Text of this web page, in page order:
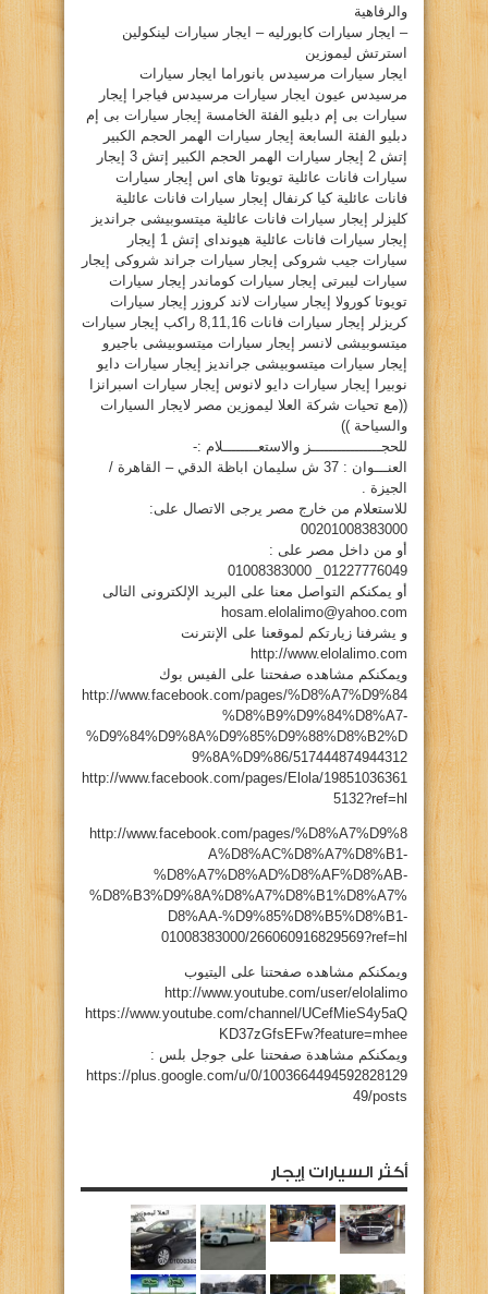
والرفاهية
– ايجار سيارات كابورليه – ايجار سيارات لينكولين
استرتش ليموزين
ايجار سيارات مرسيدس بانوراما ايجار سيارات
مرسيدس عيون ايجار سيارات مرسيدس فياجرا إيجار
سيارات بى إم دبليو الفئة الخامسة إيجار سيارات بى إم
دبليو الفئة السابعة إيجار سيارات الهمر الحجم الكبير
إتش 2 إيجار سيارات الهمر الحجم الكبير إتش 3 إيجار
سيارات فانات عائلية تويوتا هاى اس إيجار سيارات
فانات عائلية كيا كرنفال إيجار سيارات فانات عائلية
كليزلر إيجار سيارات فانات عائلية ميتسوبيشى جرانديز
إيجار سيارات فانات عائلية هيونداى إتش 1 إيجار
سيارات جيب شروكى إيجار سيارات جراند شروكى إيجار
سيارات ليبرتى إيجار سيارات كوماندر إيجار سيارات
تويوتا كورولا إيجار سيارات لاند كروزر إيجار سيارات
كريزلر إيجار سيارات فانات 8,11,16 راكب إيجار سيارات
ميتسوبيشى لانسر إيجار سيارات ميتسوبيشى باجيرو
إيجار سيارات ميتسوبيشى جرانديز إيجار سيارات دايو
نوبيرا إيجار سيارات دايو لانوس إيجار سيارات اسبرانزا
((مع تحيات شركة العلا ليموزين مصر لايجار السيارات
والسياحة ))
للحجــــــــــــــــز والاستعــــــــلام :-
العنـــوان : 37 ش سليمان اباظة الدقي – القاهرة /
الجيزة .
للاستعلام من خارج مصر يرجى الاتصال على:
00201008383000
أو من داخل مصر على :
01227776049_ 01008383000
أو يمكنكم التواصل معنا على البريد الإلكترونى التالى
hosam.elolalimo@yahoo.com
و يشرفنا زيارتكم لموقعنا على الإنترنت
http://www.elolalimo.com
ويمكنكم مشاهده صفحتنا على الفيس بوك
http://www.facebook.com/pages/%D8%A7%D9%84
%D8%B9%D9%84%D8%A7-
%D9%84%D9%8A%D9%85%D9%88%D8%B2%D
9%8A%D9%86/517444874944312
http://www.facebook.com/pages/Elola/19851036361
5132?ref=hl
http://www.facebook.com/pages/%D8%A7%D9%8
A%D8%AC%D8%A7%D8%B1-
%D8%A7%D8%AD%D8%AF%D8%AB-
%D8%B3%D9%8A%D8%A7%D8%B1%D8%A7%
D8%AA-%D9%85%D8%B5%D8%B1-
01008383000/266060916829569?ref=hl
ويمكنكم مشاهده صفحتنا على اليتيوب
http://www.youtube.com/user/elolalimo
https://www.youtube.com/channel/UCefMieS4y5aQ
KD37zGfsEFw?feature=mhee
ويمكنكم مشاهدة صفحتنا على جوجل بلس :
https://plus.google.com/u/0/1003664494592828129
49/posts
أكثر السيارات إيجار